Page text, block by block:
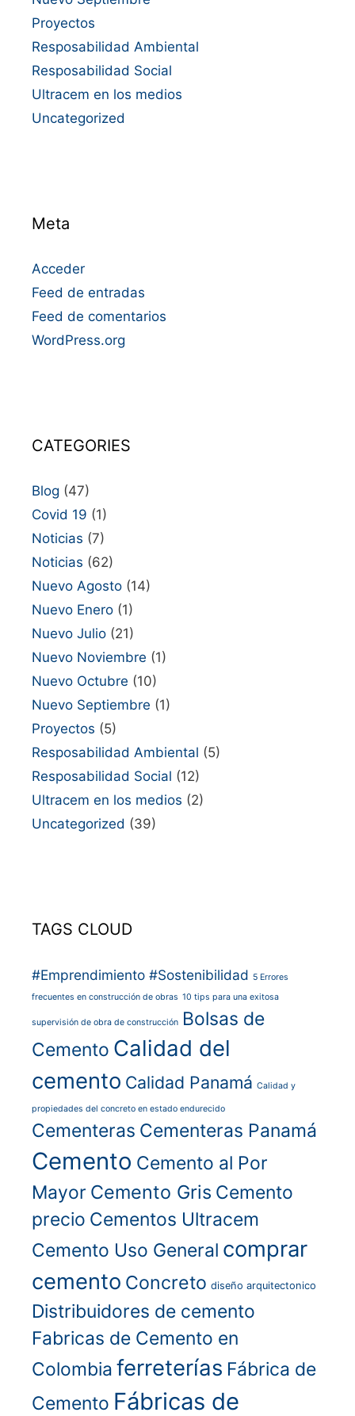
Proyectos
Resposabilidad Ambiental
Resposabilidad Social
Ultracem en los medios
Uncategorized
Meta
Acceder
Feed de entradas
Feed de comentarios
WordPress.org
CATEGORIES
Blog (47)
Covid 19 (1)
Noticias (7)
Noticias (62)
Nuevo Agosto (14)
Nuevo Enero (1)
Nuevo Julio (21)
Nuevo Noviembre (1)
Nuevo Octubre (10)
Nuevo Septiembre (1)
Proyectos (5)
Resposabilidad Ambiental (5)
Resposabilidad Social (12)
Ultracem en los medios (2)
Uncategorized (39)
TAGS CLOUD
#Emprendimiento #Sostenibilidad 5 Errores
frecuentes en construcción de obras 10 tips para una exitosa
supervisión de obra de construcción Bolsas de
Cemento Calidad del
cemento Calidad Panamá Calidad y
propiedades del concreto en estado endurecido
Cementeras Cementeras Panamá
Cemento Cemento al Por
Mayor Cemento Gris Cemento
precio Cementos Ultracem
Cemento Uso General comprar
cemento Concreto diseño arquitectonico
Distribuidores de cemento
Fabricas de Cemento en
Colombia ferreterías Fábrica de
Cemento Fábricas de